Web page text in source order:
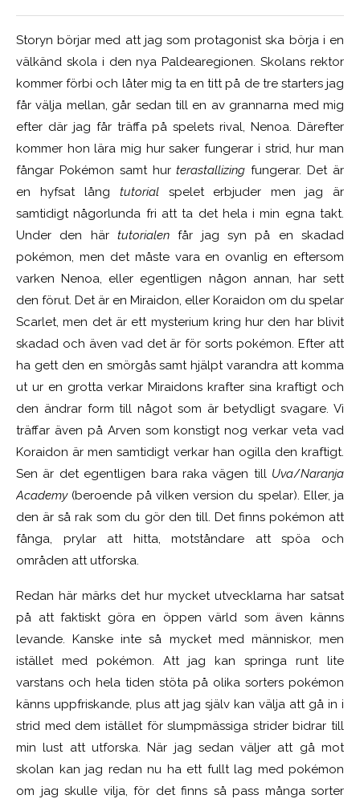
Storyn börjar med att jag som protagonist ska börja i en
välkänd skola i den nya Paldearegionen. Skolans rektor
kommer förbi och låter mig ta en titt på de tre starters jag
får välja mellan, går sedan till en av grannarna med mig
efter där jag får träffa på spelets rival, Nenoa. Därefter
kommer hon lära mig hur saker fungerar i strid, hur man
fångar Pokémon samt hurterastallizing fungerar. Det är
en hyfsat lång tutorialspelet erbjuder men jag är
samtidigt någorlunda fri att ta det hela i min egna takt.
Under den här tutorialen får jag syn på en skadad
pokémon, men det måste vara en ovanlig en eftersom
varken Nenoa, eller egentligen någon annan, har sett
den förut. Det är en Miraidon, eller Koraidon om du spelar
Scarlet, men det är ett mysterium kring hur den har blivit
skadad och även vad det är för sorts pokémon. Efter att
ha gett den en smörgås samt hjälpt varandra att komma
ut ur en grotta verkar Miraidons krafter sina kraftigt och
den ändrar form till något som är betydligt svagare. Vi
träffar även på Arven som konstigt nog verkar veta vad
Koraidon är men samtidigt verkar han ogilla den kraftigt.
Sen är det egentligen bara raka vägen till Uva/Naranja
Academy(beroende på vilken version du spelar). Eller, ja
den är så rak som du gör den till. Det finns pokémon att
fånga, prylar att hitta, motståndare att spöa och
områden att utforska.
Redan här märks det hur mycket utvecklarna har satsat
på att faktiskt göra en öppen värld som även känns
levande. Kanske inte så mycket med människor, men
istället med pokémon. Att jag kan springa runt lite
varstans och hela tiden stöta på olika sorters pokémon
känns uppfriskande, plus att jag själv kan välja att gå in i
strid med dem istället för slumpmässiga strider bidrar till
min lust att utforska. När jag sedan väljer att gå mot
skolan kan jag redan nu ha ett fullt lag med pokémon
om jag skulle vilja, för det finns så pass många sorter